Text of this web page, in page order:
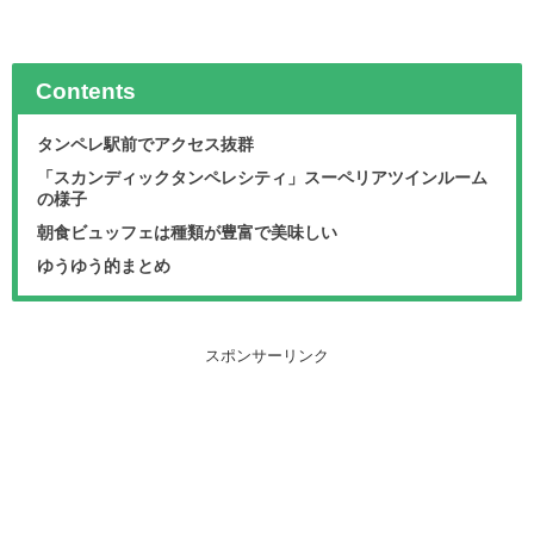
Contents
タンペレ駅前でアクセス抜群
「スカンディックタンペレシティ」スーペリアツインルーム
の様子
朝食ビュッフェは種類が豊富で美味しい
ゆうゆう的まとめ
スポンサーリンク